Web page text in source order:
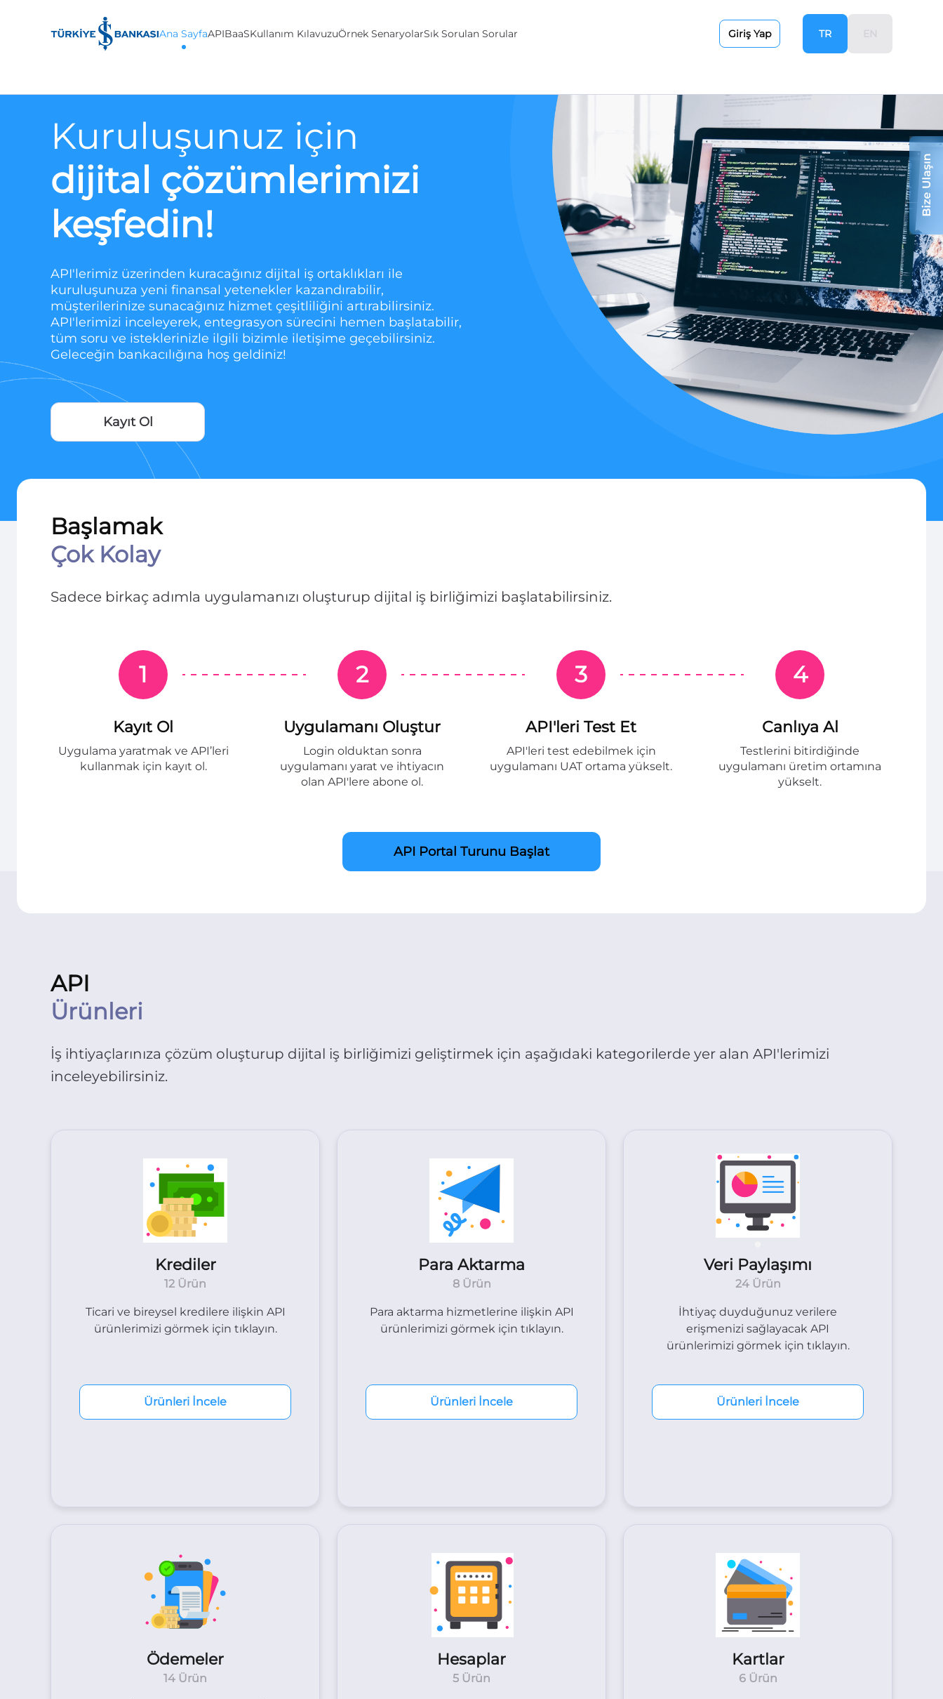
Ana SayfaAPIBaaSKullanım KılavuzuÖrnek SenaryolarSık Sorulan Sorular Giriş Yap TR
Kuruluşunuz için
dijital çözümlerimizi
keşfedin!
API'lerimiz üzerinden kuracağınız dijital iş ortaklıkları ile
kuruluşunuza yeni finansal yetenekler kazandırabilir,
müşterilerinize sunacağınız hizmet çeşitliliğini artırabilirsiniz.
API'lerimizi inceleyerek, entegrasyon sürecini hemen başlatabilir,
tüm soru ve isteklerinizle ilgili bizimle iletişime geçebilirsiniz.
Geleceğin bankacılığına hoş geldiniz!
Kayıt Ol
Başlamak
Çok Kolay
Sadece birkaç adımla uygulamanızı oluşturup dijital iş birliğimizi başlatabilirsiniz.
1
Kayıt Ol
Uygulama yaratmak ve API’leri
kullanmak için kayıt ol.
2
Uygulamanı Oluştur
Login olduktan sonra
uygulamanı yarat ve ihtiyacın
olan API'lere abone ol.
3
API'leri Test Et
API'leri test edebilmek için
uygulamanı UAT ortama yükselt.
4
Canlıya Al
Testlerini bitirdiğinde
uygulamanı üretim ortamına
yükselt.
API Portal Turunu Başlat
API
Ürünleri
İş ihtiyaçlarınıza çözüm oluşturup dijital iş birliğimizi geliştirmek için aşağıdaki kategorilerde yer alan API'lerimizi
inceleyebilirsiniz.
Krediler
12 Ürün
Ticari ve bireysel kredilere ilişkin API
ürünlerimizi görmek için tıklayın.
Ürünleri İncele
Para Aktarma
8 Ürün
Para aktarma hizmetlerine ilişkin API
ürünlerimizi görmek için tıklayın.
Ürünleri İncele
Veri Paylaşımı
24 Ürün
İhtiyaç duyduğunuz verilere
erişmenizi sağlayacak API
ürünlerimizi görmek için tıklayın.
Ürünleri İncele
Ödemeler
14 Ürün
Hesaplar
5 Ürün
Kartlar
6 Ürün